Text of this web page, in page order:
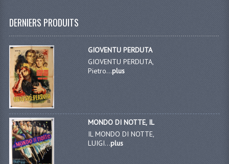
DERNIERS PRODUITS
GIOVENTU PERDUTA
GIOVENTU PERDUTA,
Pietro...plus
MONDO DI NOTTE, IL
IL MONDO DI NOTTE,
LUIGI...plus